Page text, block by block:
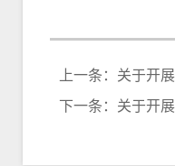
上一条： 关于开
下一条： 关于开